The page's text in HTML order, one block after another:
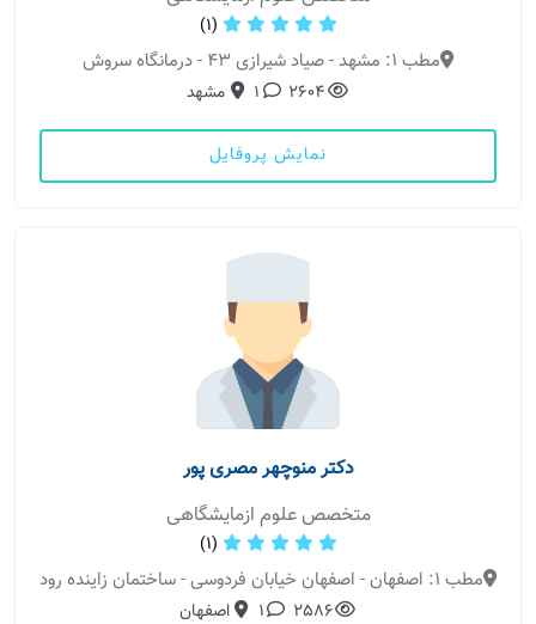
(1)
مطب 1: مشهد - صیاد شیرازی 43 - درمانگاه سروش
2604
1 مشهد
نمایش پروفایل
دکتر منوچهر مصری پور
متخصص علوم ازمایشگاهی
(1)
مطب 1: اصفهان - اصفهان خیابان فردوسی - ساختمان زاینده رود
2586
1 اصفهان